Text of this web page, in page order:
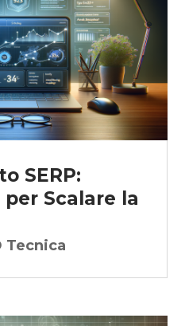
SERP:
Scalare la
Tecnica